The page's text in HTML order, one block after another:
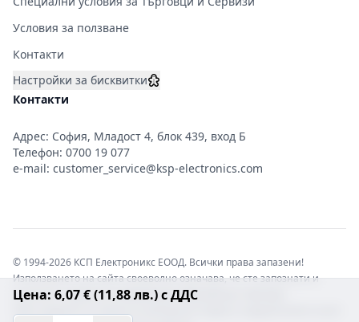
Цена: 6,07 € (11,88 лв.) с ДДС
Условия за ползване
Контакти
Настройки за бисквитки
Контакти
Адрес: София, Младост 4, блок 439, вход Б
Телефон: 0700 19 077
e-mail: customer_service@ksp-electronics.com
© 1994-2026 КСП Електроникс ЕООД. Всички права запазени!
Използването на сайта своеволно означава, че сте запознати и
съгласни с правната информация обвързваща софтуера.